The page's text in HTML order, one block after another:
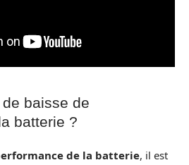
baisse de
batterie ?
de la batterie, il est